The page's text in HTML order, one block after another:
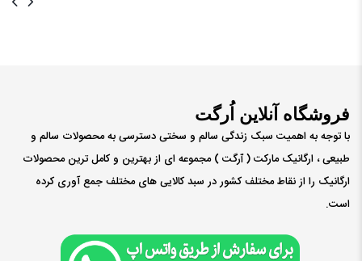
فروشگاه آنلاین اُرگت
با توجه به اهمیت سبک زندگی سالم و سختی دسترسی به محصولات سالم و
طبیعی ، ارگانیک مارکت ( ٱرگت ) مجموعه ای از بهترین و کامل ترین محصولات
ارگانیک را از نقاط مختلف کشور در سبد کالایی های مختلف جمع آوری کرده
است.